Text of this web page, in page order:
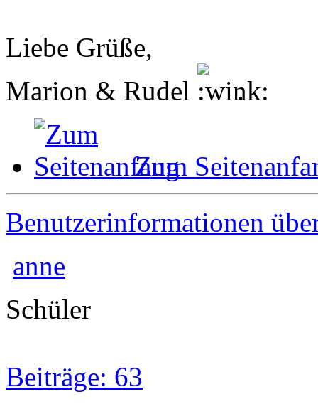
Liebe Grüße,
Marion & Rudel
.
Zum
Benutzerinformationen
anne
Schüler
Beiträge: 63